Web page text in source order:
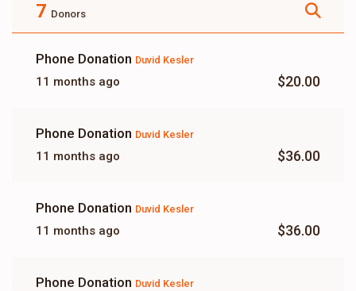
7 Donors
Phone Donation Duvid Kesler
11 months ago $20.00
Phone Donation Duvid Kesler
11 months ago $36.00
Phone Donation Duvid Kesler
11 months ago $36.00
Phone Donation Duvid Kesler